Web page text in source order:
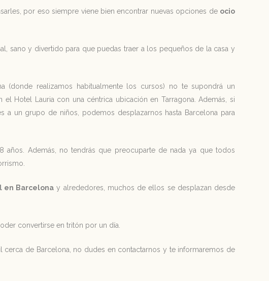
por eso siempre viene bien encontrar nuevas opciones de ocio
sano y divertido para que puedas traer a los pequeños de la casa y
(donde realizamos habitualmente los cursos) no te supondrá un
Hotel Lauria con una céntrica ubicación en Tarragona. Además, si
a un grupo de niños, podemos desplazarnos hasta Barcelona para
Además, no tendrás que preocuparte de nada ya que todos
en Barcelona y alrededores, muchos de ellos se desplazan desde
convertirse en tritón por un día.
de Barcelona, no dudes en contactarnos y te informaremos de